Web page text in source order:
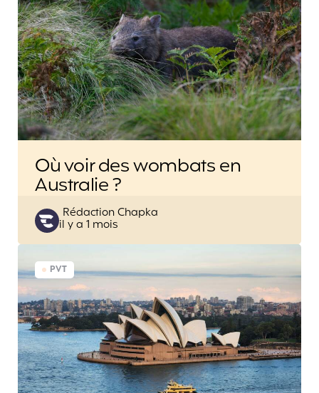
Où voir des wombats en
Australie ?
Posted
by
Rédaction Chapka
il y a 1 mois
PVT